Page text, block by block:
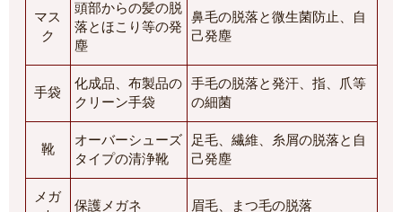
マス
ク
頭部からの髪の脱
落とほこり等の発
塵
鼻毛の脱落と微生菌防止、自
己発塵
手袋
化成品、布製品の
クリーン手袋
手毛の脱落と発汗、指、爪等
の細菌
靴
オーバーシューズ
タイプの清浄靴
足毛、繊維、糸屑の脱落と自
己発塵
メガ
保護メガネ 眉毛、まつ毛の脱落